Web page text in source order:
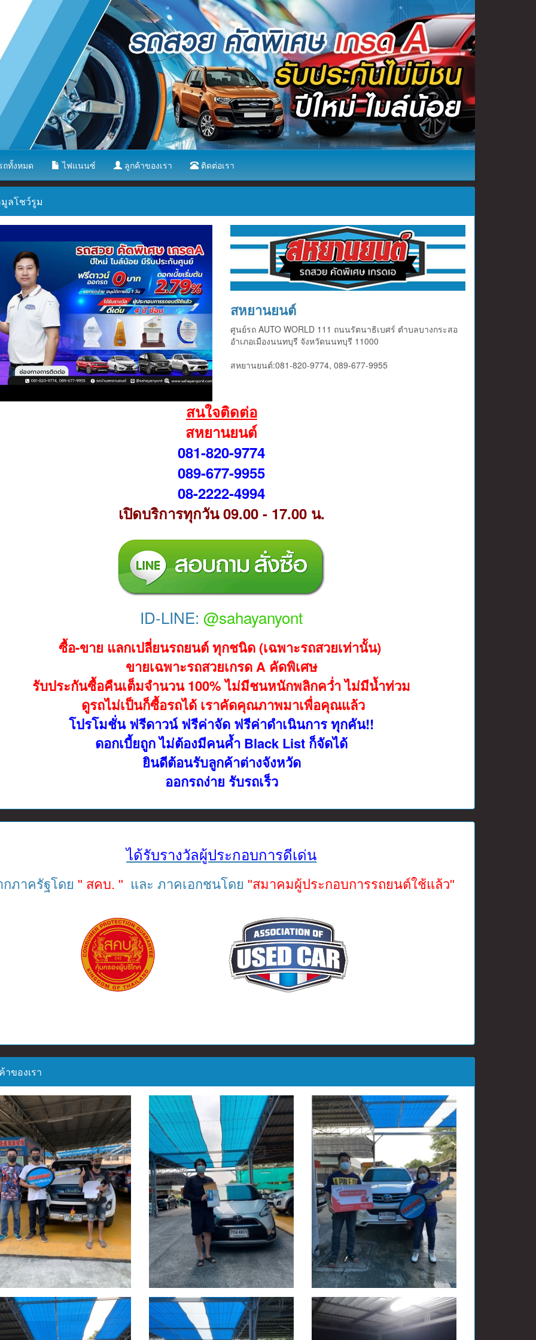
ถทั้งหมด ไฟแนนซ์ ลูกค้าของเรา ติดต่อเรา
ลโชว์รูม
สหยานยนต์
ศูนย์รถ AUTO WORLD 111 ถนนรัตนาธิเบศร์ ตำบลบางกระสอ
อำเภอเมืองนนทบุรี จังหวัดนนทบุรี 11000
สหยานยนต์:081-820-9774, 089-677-9955
สนใจติดต่อ
สหยานยนต์
081-820-9774
089-677-9955
08-2222-4994
เปิดบริการทุกวัน 09.00 - 17.00 น.
ID-LINE:@sahayanyont
ซื้อ-ขาย แลกเปลี่ยนรถยนต์ ทุกชนิด (เฉพาะรถสวยเท่านั้น)
ขายเฉพาะรถสวยเกรด A คัดพิเศษ
รับประกันซื้อคืนเต็มจำนวน 100% ไม่มีชนหนักพลิกคว่ำ ไม่มีน้ำท่วม
ดูรถไม่เป็นก็ซื้อรถได้ เราคัดคุณภาพมาเพื่อคุณแล้ว
โปรโมชั่น ฟรีดาวน์ ฟรีค่าจัด ฟรีค่าดำเนินการ ทุกคัน!!
ดอกเบี้ยถูก ไม่ต้องมีคนค้ำ Black List ก็จัดได้
ยินดีต้อนรับลูกค้าต่างจังหวัด
ออกรถง่าย รับรถเร็ว
ได้รับรางวัลผู้ประกอบการดีเด่น
กภาครัฐโดย " สคบ. " และ ภาคเอกชนโดย "สมาคมผู้ประกอบการรถยนต์ใช้แล้ว"
ของเรา